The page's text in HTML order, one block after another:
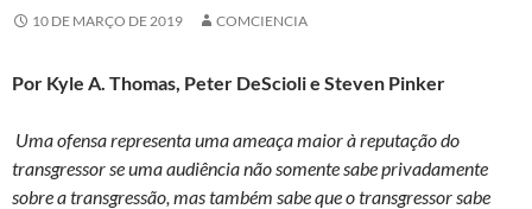
10 DE MARÇO DE 2019 COMCIENCIA
Por Kyle A. Thomas, Peter DeScioli e Steven Pinker
Uma ofensa representa uma ameaça maior à reputação do
transgressor se uma audiência não somente sabe privadamente
sobre a transgressão, mas também sabe que o transgressor sabe